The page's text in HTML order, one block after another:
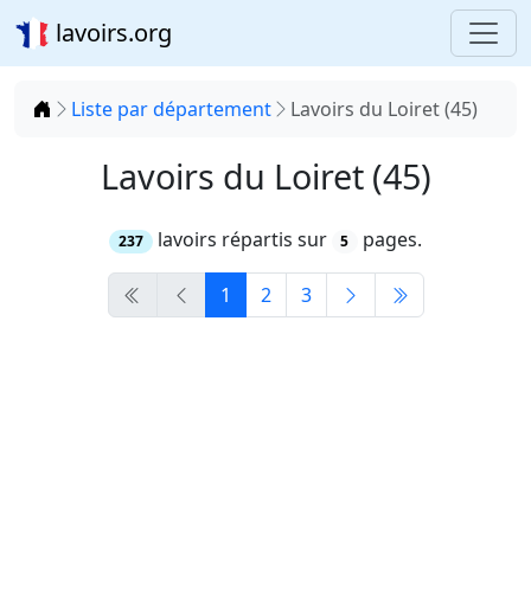
lavoirs.org
Accueil
Liste par département Lavoirs du Loiret (45)
Lavoirs du Loiret (45)
237 lavoirs répartis sur 5 pages.
1 2 3